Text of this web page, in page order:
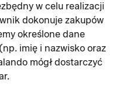
w celu realizacji
dokonuje zakupów
określone dane
imię i nazwisko oraz
mógł dostarczyć